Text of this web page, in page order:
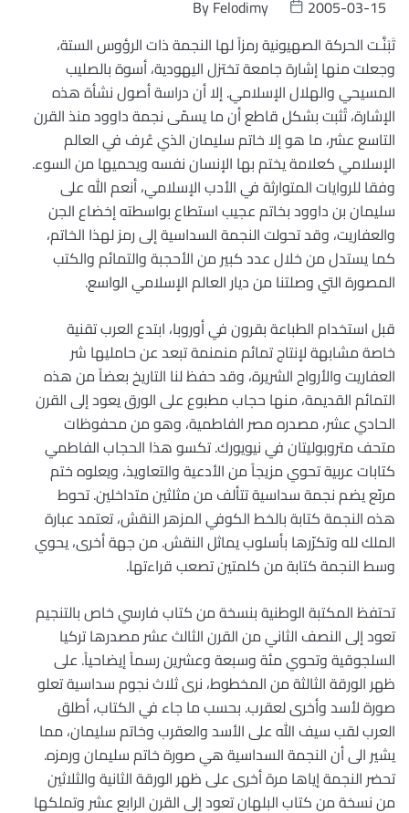
ByFelodimy
2005-03-15
تَبَنَّـت الحركة الصهيونية رمزاً لها النجمة ذات الرؤوس الستة،
وجعلت منها إشارة جامعة تختزل اليهودية، أسوة بالصليب
المسيحي والهلال الإسلامي. إلا أن دراسة أصول نشأة هذه
الإشارة، تُثبت بشكل قاطع أن ما يسمّى نجمة داوود منذ القرن
التاسع عشر، ما هو إلا خاتم سليمان الذي عُرف في العالم
الإسلامي كعلامة يختم بها الإنسان نفسه ويحميها من السوء.
وفقا للروايات المتوارثة في الأدب الإسلامي، أنعم الله على
سليمان بن داوود بخاتم عجيب استطاع بواسطته إخضاع الجن
والعفاريت، وقد تحولت النجمة السداسية إلى رمز لهذا الخاتم،
كما يستدل من خلال عدد كبير من الأحجبة والتمائم والكتب
المصورة التي وصلتنا من ديار العالم الإسلامي الواسع.
قبل استخدام الطباعة بقرون في أوروبا، ابتدع العرب تقنية
خاصة مشابهة لإنتاج تمائم منمنمة تبعد عن حامليها شر
العفاريت والأرواح الشريرة، وقد حفظ لنا التاريخ بعضاً من هذه
التمائم القديمة، منها حجاب مطبوع على الورق يعود إلى القرن
الحادي عشر، مصدره مصر الفاطمية، وهو من محفوظات
متحف متروبوليتان في نيويورك. تكسو هذا الحجاب الفاطمي
كتابات عربية تحوي مزيجاً من الأدعية والتعاويذ، ويعلوه ختم
مربّع يضم نجمة سداسية تتألف من مثلثين متداخلين. تحوط
هذه النجمة كتابة بالخط الكوفي المزهر النقش، تعتمد عبارة
الملك لله وتكرّرها بأسلوب يماثل النقش. من جهة أخرى، يحوي
وسط النجمة كتابة من كلمتين تصعب قراءتها.
تحتفظ المكتبة الوطنية بنسخة من كتاب فارسي خاص بالتنجيم
تعود إلى النصف الثاني من القرن الثالث عشر مصدرها تركيا
السلجوقية وتحوي مئة وسبعة وعشرين رسماً إيضاحياً. على
ظهر الورقة الثالثة من المخطوط، نرى ثلاث نجوم سداسية تعلو
صورة لأسد وأخرى لعقرب. بحسب ما جاء في الكتاب، أطلق
العرب لقب سيف الله على الأسد والعقرب وخاتم سليمان، مما
يشير الى أن النجمة السداسية هي صورة خاتم سليمان ورمزه.
تحضر النجمة إياها مرة أخرى على ظهر الورقة الثانية والثلاثين
من نسخة من كتاب البلهان تعود إلى القرن الرابع عشر وتملكها